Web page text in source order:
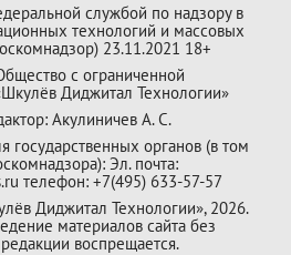
службой по надзору в
технологий и массовых
23.11.2021 18+
с ограниченной
Диджитал Технологии»
Акулиничев А. С.
государственных органов (в том
Эл. почта:
телефон: +7(495) 633-57-57
Диджитал Технологии», 2026.
материалов сайта без
воспрещается.